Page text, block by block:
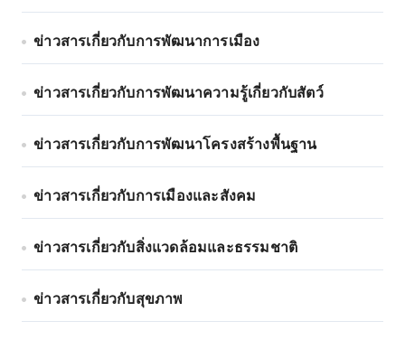
ข่าวสารเกี่ยวกับการพัฒนาการเมือง
ข่าวสารเกี่ยวกับการพัฒนาความรู้เกี่ยวกับสัตว์
ข่าวสารเกี่ยวกับการพัฒนาโครงสร้างพื้นฐาน
ข่าวสารเกี่ยวกับการเมืองและสังคม
ข่าวสารเกี่ยวกับสิ่งแวดล้อมและธรรมชาติ
ข่าวสารเกี่ยวกับสุขภาพ